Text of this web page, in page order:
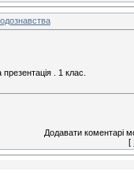
. 1 клас.
Додавати коментарі
[